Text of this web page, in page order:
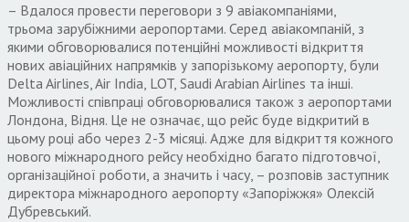
– Вдалося провести переговори з 9 авіакомпаніями,
трьома зарубіжними аеропортами. Серед авіакомпаній, з
якими обговорювалися потенційні можливості відкриття
нових авіаційних напрямків у запорізькому аеропорту, були
Delta Airlines, Air India, LOT, Saudi Arabian Airlines та інші.
Можливості співпраці обговорювалися також з аеропортами
Лондона, Відня. Це не означає, що рейс буде відкритий в
цьому році або через 2-3 місяці. Адже для відкриття кожного
нового міжнародного рейсу необхідно багато підготовчої,
організаційної роботи, а значить і часу, – розповів заступник
директора міжнародного аеропорту «Запоріжжя» Олексій
Дубревський.